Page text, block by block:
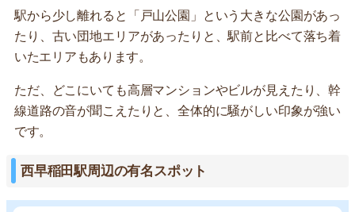
駅から少し離れると「戸山公園」という大きな公園があっ
たり、古い団地エリアがあったりと、駅前と比べて落ち着
いたエリアもあります。
ただ、どこにいても高層マンションやビルが見えたり、幹
線道路の音が聞こえたりと、全体的に騒がしい印象が強い
です。
西早稲田駅周辺の有名スポット